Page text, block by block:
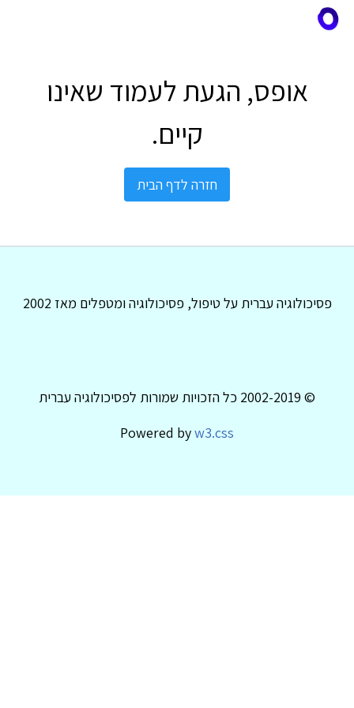
אופס, הגעת לעמוד שאינו
קיים.
חזרה לדף הבית
פסיכולוגיה עברית על טיפול, פסיכולוגיה ומטפלים מאז 2002
© 2002-2019 כל הזכויות שמורות לפסיכולוגיה עברית
Powered byw3.css